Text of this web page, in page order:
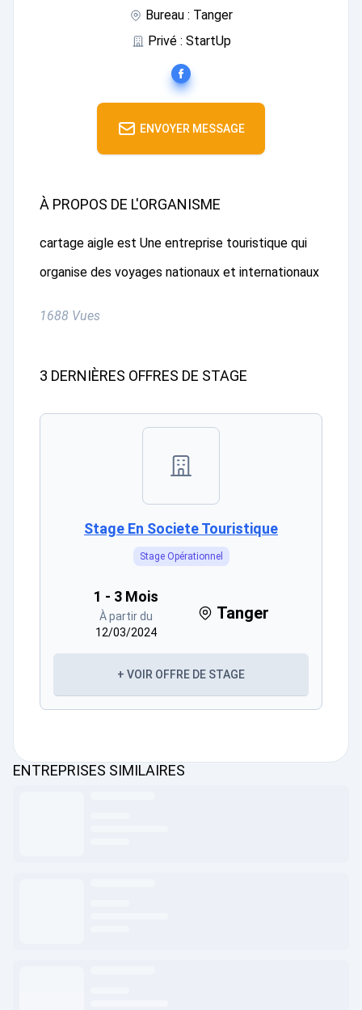
ENTREPRISES SIMILAIRES
Bureau : Tanger
Privé : StartUp
ENVOYER MESSAGE
À PROPOS DE L'ORGANISME
cartage aigle est Une entreprise touristique qui
organise des voyages nationaux et internationaux
1688 Vues
3 DERNIÈRES OFFRES DE STAGE
Stage En Societe Touristique
Stage Opérationnel
1 - 3 Mois
À partir du
12/03/2024
Tanger
+ VOIR OFFRE DE STAGE